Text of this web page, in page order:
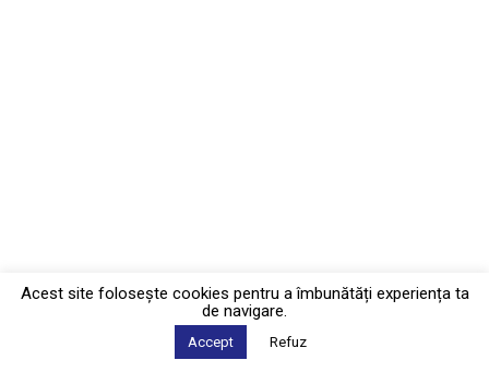
Acest site foloseşte cookies pentru a îmbunătăți experiența ta
de navigare.
Accept Refuz